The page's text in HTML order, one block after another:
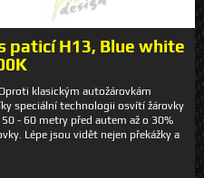
paticí H13, Blue white
klasickým autožárovkám
speciální technologii osvítí žárovky
- 60 metry před autem až o 30%
Lépe jsou vidět nejen překážky a